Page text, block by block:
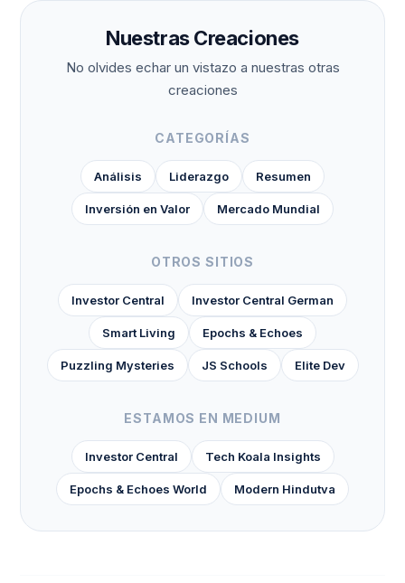
Nuestras Creaciones
No olvides echar un vistazo a nuestras otras
creaciones
CATEGORÍAS
Análisis Liderazgo Resumen
Inversión en Valor Mercado Mundial
OTROS SITIOS
Investor Central Investor Central German
Smart Living Epochs & Echoes
Puzzling Mysteries JS Schools Elite Dev
ESTAMOS EN MEDIUM
Investor Central Tech Koala Insights
Epochs & Echoes World Modern Hindutva